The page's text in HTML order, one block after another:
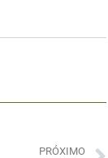
PRÓXIMO